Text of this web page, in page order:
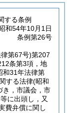
する条例
和54年10月1日
条例第26号
第67号)第207
条第3項，地
和31年法律第
する法律(昭和
き，市議会，市
に出頭し，又
費弁償に関し